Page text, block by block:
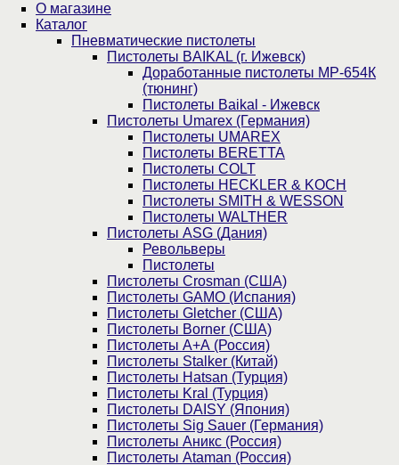
О магазине
Каталог
Пнев­ма­ти­чес­кие пистолеты
Пистолеты BAIKAL (г. Ижевск)
Доработанные пистолеты МР-654К
(тюнинг)
Пистолеты Baikal - Ижевск
Пистолеты Umarex (Германия)
Пистолеты UMAREX
Пистолеты BERETTA
Пистолеты COLT
Пистолеты HECKLER & KOCH
Пистолеты SMITH & WESSON
Пистолеты WALTHER
Пистолеты ASG (Дания)
Револьверы
Пистолеты
Пистолеты Crosman (США)
Пистолеты GAMO (Испания)
Пистолеты Gletcher (США)
Пистолеты Borner (США)
Пистолеты А+А (Россия)
Пистолеты Stalker (Китай)
Пистолеты Hatsan (Турция)
Пистолеты Kral (Турция)
Пистолеты DAISY (Япония)
Пистолеты Sig Sauer (Германия)
Пистолеты Аникс (Россия)
Пистолеты Ataman (Россия)